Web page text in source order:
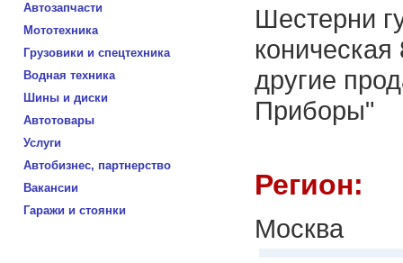
Автозапчасти
Мототехника
Грузовики и спецтехника
Водная техника
Шины и диски
Автотовары
Услуги
Автобизнес, партнерство
Вакансии
Гаражи и стоянки
Шестерни
другие
Приборы"
Регион:
Москва